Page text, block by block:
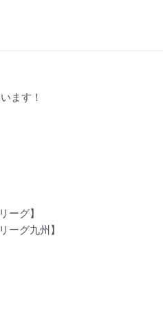
ます！
ーグ】
ーグ九州】